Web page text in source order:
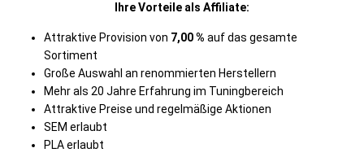
Ihre Vorteile als Affiliate:
Attraktive Provision von 7,00 % auf das gesamte
Sortiment
Große Auswahl an renommierten Herstellern
Mehr als 20 Jahre Erfahrung im Tuningbereich
Attraktive Preise und regelmäßige Aktionen
SEM erlaubt
PLA erlaubt